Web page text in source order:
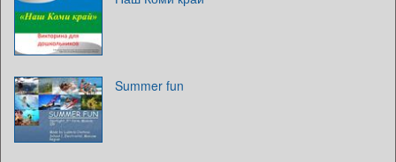
Summer fun